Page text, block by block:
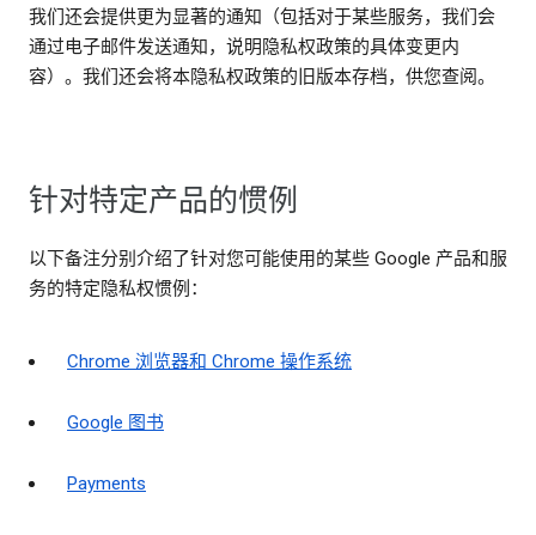
我们还会提供更为显著的通知（包括对于某些服务，我们会
通过电子邮件发送通知，说明隐私权政策的具体变更内
容）。我们还会将本隐私权政策的旧版本存档，供您查阅。
针对特定产品的惯例
以下备注分别介绍了针对您可能使用的某些 Google 产品和服
务的特定隐私权惯例：
Chrome 浏览器和 Chrome 操作系统
Google 图书
Payments